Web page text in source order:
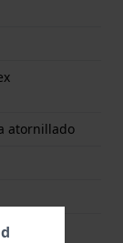
atornillado